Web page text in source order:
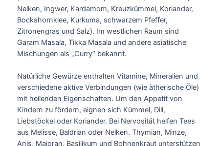
Nelken, Ingwer, Kardamom, Kreuzkümmel, Koriander,
Bockshornklee, Kurkuma, schwarzem Pfeffer,
Zitronengras und Salz). Im westlichen Raum sind
Garam Masala, Tikka Masala und andere asiatische
Mischungen als „Curry“ bekannt.
Natürliche Gewürze enthalten Vitamine, Mineralien und
verschiedene aktive Verbindungen (wie ätherische Öle)
mit heilenden Eigenschaften. Um den Appetit von
Kindern zu fördern, eignen sich Kümmel, Dill,
Liebstöckel oder Koriander. Bei Nervosität helfen Tees
aus Melisse, Baldrian oder Nelken. Thymian, Minze,
Anis, Majoran, Basilikum und Bohnenkraut unterstützen